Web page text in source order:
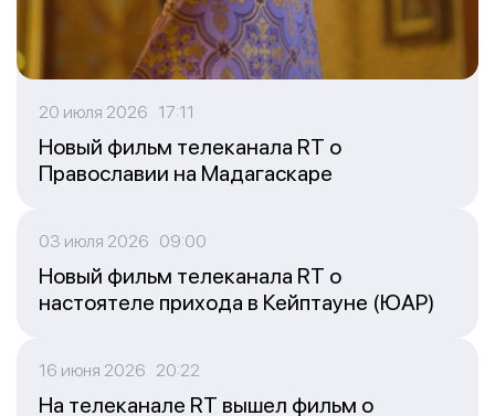
20 июля 2026 17:11
Новый фильм телеканала RT о
Православии на Мадагаскаре
03 июля 2026 09:00
Новый фильм телеканала RT о
настоятеле прихода в Кейптауне (ЮАР)
16 июня 2026 20:22
На телеканале RT вышел фильм о